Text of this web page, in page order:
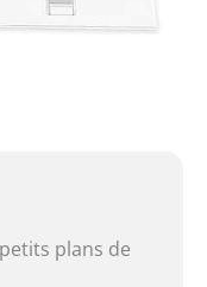
plans de